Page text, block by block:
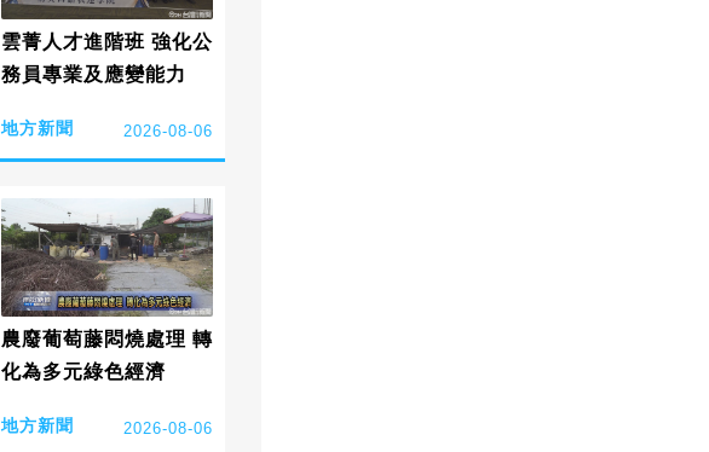
雲菁人才進階班 強化公
務員專業及應變能力
地方新聞 2026-08-06
農廢葡萄藤悶燒處理 轉
化為多元綠色經濟
地方新聞 2026-08-06